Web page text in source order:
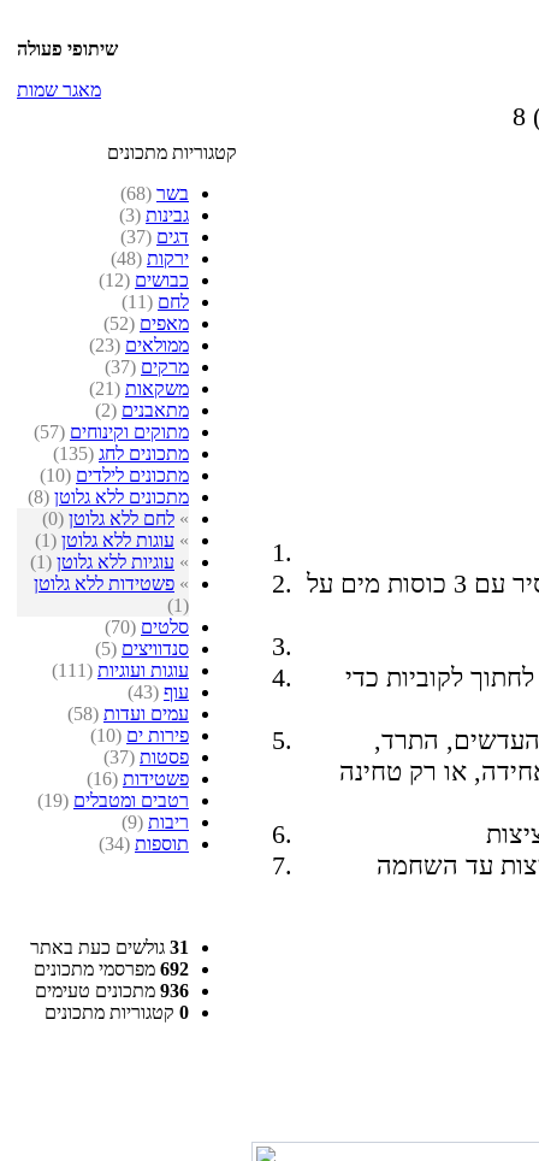
שיתופי פעולה
מאגר שמות
קטגוריות מתכונים
בשר (68)
גבינות (3)
דגים (37)
ירקות (48)
כבושים (12)
לחם (11)
מאפים (52)
ממולאים (23)
מרקים (37)
משקאות (21)
מתאבנים (2)
מתוקים וקינוחים (57)
מתכונים לחג (135)
מתכונים לילדים (10)
מתכונים ללא גלוטן (8)
» לחם ללא גלוטן (0)
» עוגות ללא גלוטן (1)
» עוגיות ללא גלוטן (1)
» פשטידות ללא גלוטן
(1)
סלטים (70)
סנדוויצים (5)
עוגות ועוגיות (111)
עוף (43)
עמים ועדות (58)
פירות ים (10)
פסטות (37)
פשטידות (16)
רטבים ומטבלים (19)
ריבות (9)
תוספות (34)
31 גולשים כעת באתר
692 מפרסמי מתכונים
936 מתכונים טעימים
0 קטגוריות מתכונים
לסנן את המים, ולשים את העדשים בסיר עם 3 כוסות מים על
לקוביות כדי
העדשים, התרד,
או רק טחינה